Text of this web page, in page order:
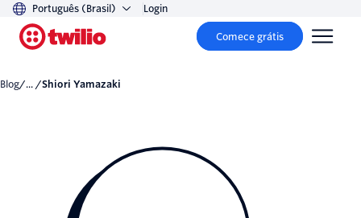
Português (Brasil) Login
Comece grátis
Blog/... / Shiori Yamazaki